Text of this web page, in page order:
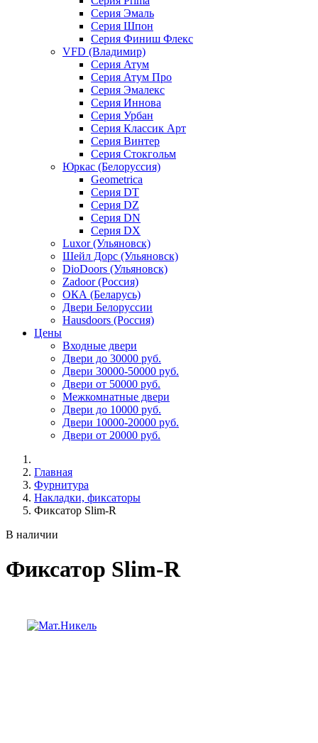
Серия Эмаль
Серия Шпон
Серия Финиш Флекс
VFD (Владимир)
Серия Атум
Серия Атум Про
Серия Эмалекс
Серия Иннова
Серия Урбан
Серия Классик Арт
Серия Винтер
Серия Стокгольм
Юркас (Белоруссия)
Geometrica
Серия DT
Серия DZ
Серия DN
Серия DX
Luxor (Ульяновск)
Шейл Дорс (Ульяновск)
DioDoors (Ульяновск)
Zadoor (Россия)
ОКА (Беларусь)
Двери Белоруссии
Hausdoors (Россия)
Цены
Входные двери
Двери до 30000 руб.
Двери 30000-50000 руб.
Двери от 50000 руб.
Межкомнатные двери
Двери до 10000 руб.
Двери 10000-20000 руб.
Двери от 20000 руб.
Главная
Фурнитура
Накладки, фиксаторы
Фиксатор Slim-R
В наличии
Фиксатор Slim-R